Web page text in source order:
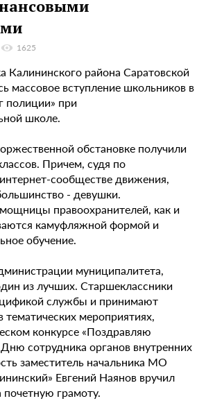
1625
Калининского района Саратовской
массовое вступление школьников в
при
школе.
обстановке получили
Причем, судя по
сообществе движения,
- девушки.
правоохранителей, как и
камуфляжной формой и
обучение.
муниципалитета,
из лучших. Старшеклассники
службы и принимают
тематических мероприятиях,
конкурсе «Поздравляю
сотрудника органов внутренних
заместитель начальника МО
Евгений Наянов вручил
грамоту.